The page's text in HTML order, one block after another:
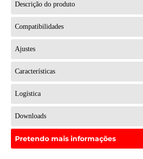
Descrição do produto
Compatibilidades
Ajustes
Características
Logística
Downloads
Pretendo mais informações